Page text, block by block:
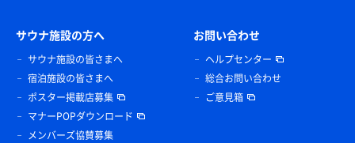
サウナ施設の方へ
サウナ施設の皆さまへ
宿泊施設の皆さまへ
ポスター掲載店募集
マナーPOPダウンロード
メンバーズ協賛募集
お問い合わせ
ヘルプセンター
総合お問い合わせ
ご意見箱